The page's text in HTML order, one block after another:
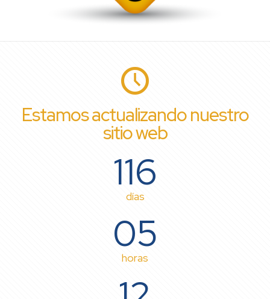
Estamos actualizando nuestro
sitio web
116
días
05
horas